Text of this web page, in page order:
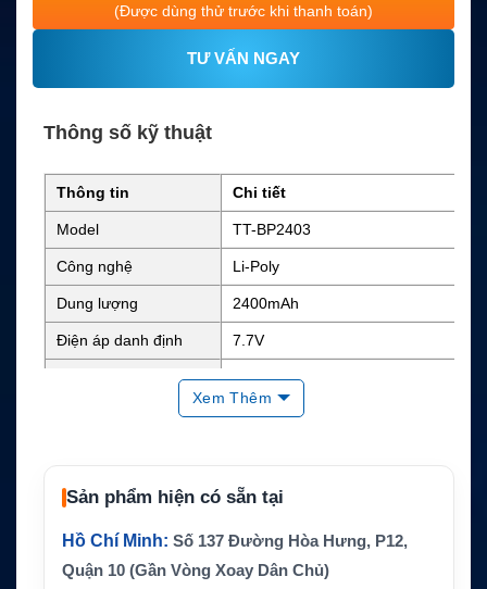
(Được dùng thử trước khi thanh toán)
TƯ VẤN NGAY
Thông số kỹ thuật
Thông tin Chi tiết
Model TT-BP2403
Công nghệ Li-Poly
Dung lượng 2400mAh
Điện áp danh định 7.7V
Khoảng 18.48Wh
IP68
Trọng lượng Khoảng 110g
Hãng sản xuất Hytera
Xem Thêm
Sản phẩm hiện có sẵn tại
Hồ Chí Minh: Số 137 Đường Hòa Hưng, P12,
Quận 10 (Gần Vòng Xoay Dân Chủ)